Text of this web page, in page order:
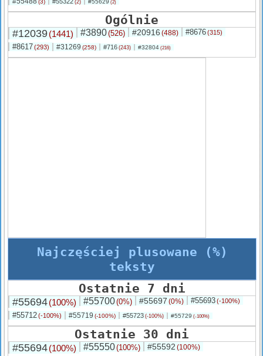
(3) (2) #55629 (2)
Ogólnie
#12039(1441) #3890(526) #20916 (488) #8676(315)
#8617(293) #31269 (258) #716 (243) #32804 (216)
Najczęściej plusowane (%)
teksty
Ostatnie 7 dni
#55694(100%) #55700(0%) #55697 (0%) #55693(-100%)
#55712(-100%) #55719 (-100%) #55723 (-100%) #55729 (-100%)
Ostatnie 30 dni
#55694(100%) #55550(100%) #55592 (100%)